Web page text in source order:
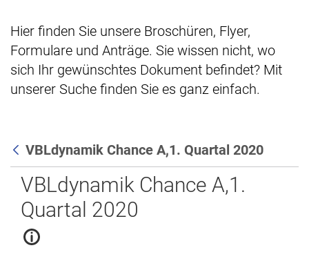
Hier finden Sie unsere Broschüren, Flyer,
Formulare und Anträge. Sie wissen nicht, wo
sich Ihr gewünschtes Dokument befindet? Mit
unserer Suche finden Sie es ganz einfach.
Zurück
VBLdynamik Chance A,1. Quartal 2020
VBLdynamik Chance A,1.
Quartal 2020